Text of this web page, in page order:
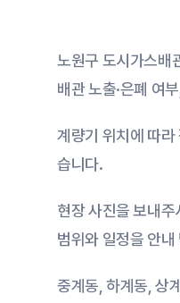
노원구 도시가스배
배관 노출·은폐 여부,
계량기 위치에 따라
습니다.
현장 사진을 보내주
범위와 일정을 안
중계동, 하계동, 상